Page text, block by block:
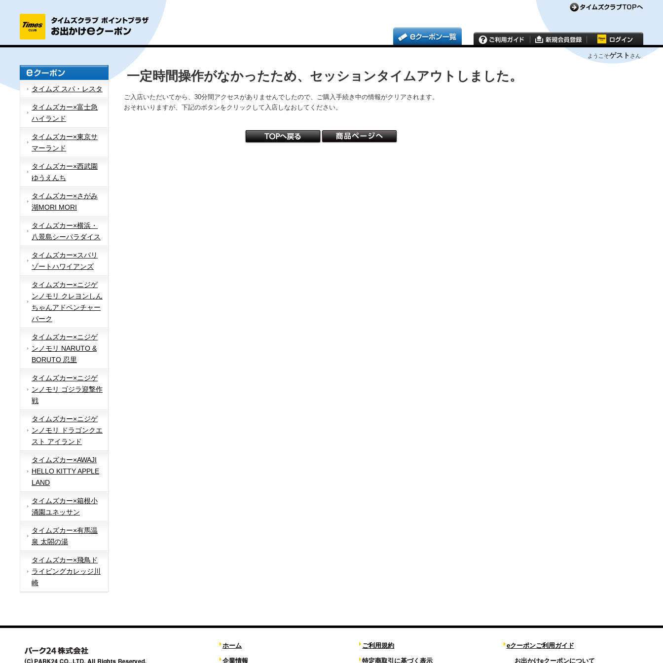
ようこそゲスト さん
タイムズ スパ・レスタ
タイムズカー×富士急
ハイランド
タイムズカー×東京サ
マーランド
タイムズカー×西武園
ゆうえんち
タイムズカー×さがみ
湖MORI MORI
タイムズカー×横浜・
八景島シーパラダイス
タイムズカー×スパリ
ゾートハワイアンズ
タイムズカー×ニジゲ
ンノモリ クレヨンしん
ちゃんアドベンチャー
パーク
タイムズカー×ニジゲ
ンノモリ NARUTO &
BORUTO 忍里
タイムズカー×ニジゲ
ンノモリ ゴジラ迎撃作
戦
タイムズカー×ニジゲ
ンノモリ ドラゴンクエ
スト アイランド
タイムズカー×AWAJI
HELLO KITTY APPLE
LAND
タイムズカー×箱根小
涌園ユネッサン
タイムズカー×有馬温
泉 太閤の湯
タイムズカー×飛鳥ド
ライビングカレッジ川
崎
一定時間操作がなかったため、セッションタイムアウトしました。
ご入店いただいてから、30分間アクセスがありませんでしたので、ご購入手続き中の情報がクリアされます。
おそれいりますが、下記のボタンをクリックして入店しなおしてください。
ホーム
企業情報
ご利用規約
特定商取引に基づく表示
eクーポンご利用ガイド
お出かけeクーポンについて